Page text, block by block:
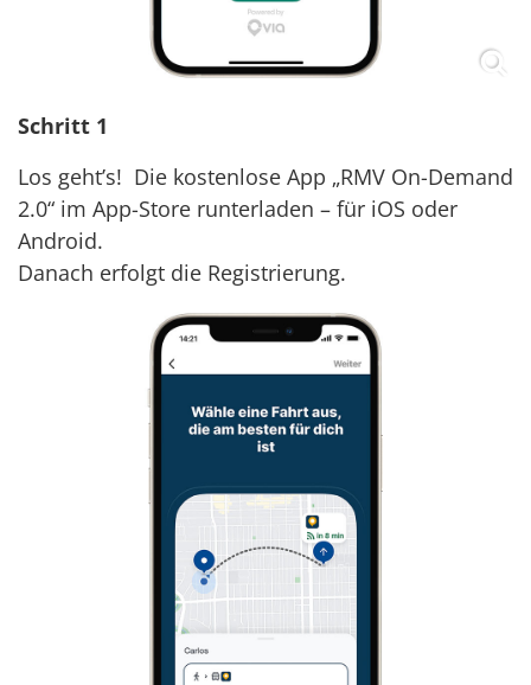
Schritt 1
Los geht’s! Die kostenlose App „RMV On-Demand
2.0“ im App-Store runterladen – für iOS oder
Android.
Danach erfolgt die Registrierung.